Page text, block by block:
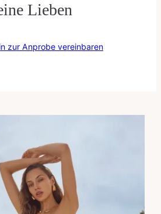
Lieben
zur Anprobe vereinbaren